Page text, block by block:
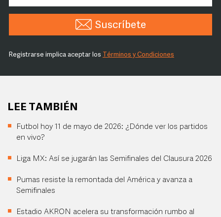
Suscríbete
Registrarse implica aceptar los Términos y Condiciones
LEE TAMBIÉN
Futbol hoy 11 de mayo de 2026: ¿Dónde ver los partidos
en vivo?
Liga MX: Así se jugarán las Semifinales del Clausura 2026
Pumas resiste la remontada del América y avanza a
Semifinales
Estadio AKRON acelera su transformación rumbo al